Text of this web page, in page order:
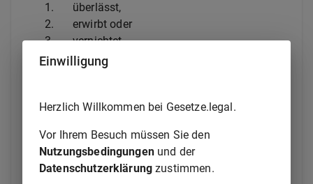
1.
überlässt,
2.
erwirbt oder
3.
vernichtet,
hat dies der zuständigen Behörde anzuzeigen.
Schusswaffe hat der zuständigen Behörde
unverzüglich nach Feststellung des
Abhandenkommens anzuzeigen, wenn die Waffe
abhandengekommen ist.
Einwilligung
Herzlich Willkommen bei Gesetze.legal.
Vor Ihrem Besuch müssen Sie den
Nutzungsbedingungenund der
Datenschutzerklärung zustimmen.